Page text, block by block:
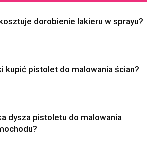
dorobienie lakieru w sprayu?
kupić pistolet do malowania ścian?
dysza pistoletu do malowania